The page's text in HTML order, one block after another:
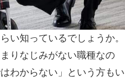
い知っているでしょうか。
りなじみがない職種なの
わからない」という方もい